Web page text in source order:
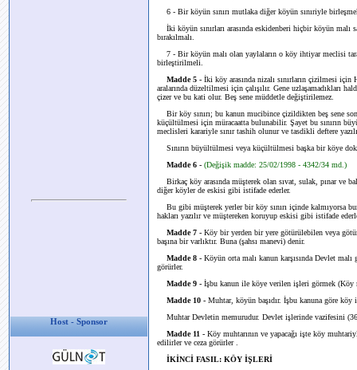
Host - Sponsor
6 - Bir köyün sınırı mutlaka diğer köyün sınıriyle
İki köyün sınırları arasında eskidenberi hiçbir köyün malı
bırakılmalı.
7 - Bir köyün malı olan yaylaların o köy ihtiyar meclisi
birleştirilmeli.
Madde 5 - İki köy arasında nizalı sınırların çizilmesi
aralarında düzeltilmesi için çalışılır. Gene uzlaşamadıkları
çizer ve bu kati olur. Beş sene müddetle değiştirilemez.
Bir köy sınırı; bu kanun mucibince çizildikten beş sene
küçültülmesi için müracaatta bulunabilir. Şayet bu sınırın
meclisleri karariyle sınır tashih olunur ve tasdikli deftere
Sınırın büyültülmesi veya küçültülmesi başka bir köye
Madde 6 - (Değişik madde: 25/02/1998 - 4342/34 md.)
Birkaç köy arasında müşterek olan sıvat, sulak, pınar ve
diğer köyler de eskisi gibi istifade ederler.
Bu gibi müşterek yerler bir köy sınırı içinde kalmıyorsa
hakları yazılır ve müştereken koruyup eskisi gibi istifade
Madde 7 - Köy bir yerden bir yere götürülebilen veya
başına bir varlıktır. Buna (şahsı manevi) denir.
Madde 8 - Köyün orta malı kanun karşısında Devlet
görürler.
Madde 9 - İşbu kanun ile köye verilen işleri görmek (Köy
Madde 10 - Muhtar, köyün başıdır. İşbu kanuna göre
Muhtar Devletin memurudur. Devlet işlerinde vazifesini (36)
Madde 11 - Köy muhtarının ve yapacağı işte köy
edilirler ve ceza görürler .
İKİNCİ FASIL: KÖY İŞLERİ